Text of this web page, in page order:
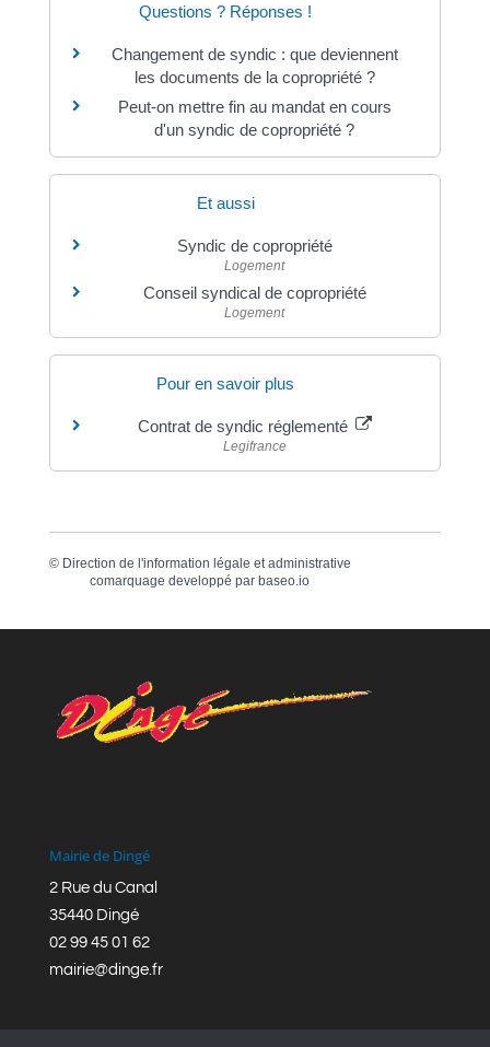
Questions ? Réponses !
Changement de syndic : que deviennent
les documents de la copropriété ?
Peut-on mettre fin au mandat en cours
d'un syndic de copropriété ?
Et aussi
Syndic de copropriété
Logement
Conseil syndical de copropriété
Logement
Pour en savoir plus
Contrat de syndic réglementé
Legifrance
© Direction de l'information légale et administrative
comarquage developpé par baseo.io
Mairie de Dingé
2 Rue du Canal
35440 Dingé
02 99 45 01 62
mairie@dinge.fr